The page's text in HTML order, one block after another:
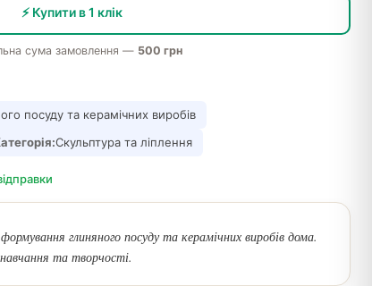
⚡ Купити в 1 клік
сума замовлення — 500 грн
посуду та керамічних виробів
Скульптура та ліплення
глиняного посуду та керамічних виробів дома.
та творчості.